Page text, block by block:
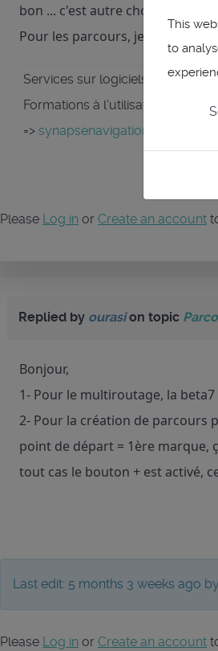
bon ... c'est autre chose).
Pour les parcours, je n'ai pas de
Services sur logiciels et matériel
Formations à l'utilisation de
=> synapsenavigation.fr
Please Log in or Create an account
Replied by ourasion topic
Bonjour,
1- Pour le multiroutage, la
2- Pour la création de
point de départ = 1ère marque,
tout cas le bouton + est activé,
Last edit: 5 months 3 weeks ago by
Please Log in or Create an account
This
to